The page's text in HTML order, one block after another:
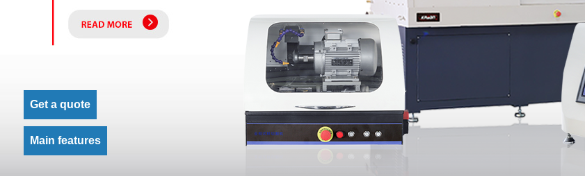
Get a quote
Main features